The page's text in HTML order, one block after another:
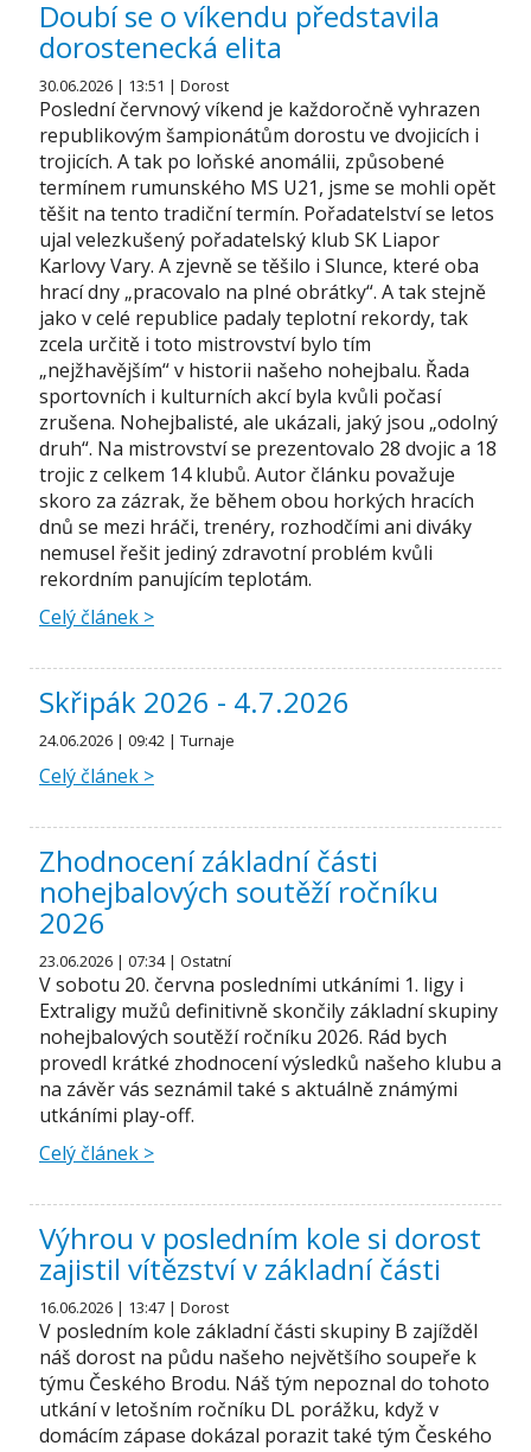
Doubí se o víkendu představila
dorostenecká elita
30.06.2026 | 13:51 | Dorost
Poslední červnový víkend je každoročně vyhrazen
republikovým šampionátům dorostu ve dvojicích i
trojicích. A tak po loňské anomálii, způsobené
termínem rumunského MS U21, jsme se mohli opět
těšit na tento tradiční termín. Pořadatelství se letos
ujal velezkušený pořadatelský klub SK Liapor
Karlovy Vary. A zjevně se těšilo i Slunce, které oba
hrací dny „pracovalo na plné obrátky“. A tak stejně
jako v celé republice padaly teplotní rekordy, tak
zcela určitě i toto mistrovství bylo tím
„nejžhavějším“ v historii našeho nohejbalu. Řada
sportovních i kulturních akcí byla kvůli počasí
zrušena. Nohejbalisté, ale ukázali, jaký jsou „odolný
druh“. Na mistrovství se prezentovalo 28 dvojic a 18
trojic z celkem 14 klubů. Autor článku považuje
skoro za zázrak, že během obou horkých hracích
dnů se mezi hráči, trenéry, rozhodčími ani diváky
nemusel řešit jediný zdravotní problém kvůli
rekordním panujícím teplotám.
Celý článek >
Skřipák 2026 - 4.7.2026
24.06.2026 | 09:42 | Turnaje
Celý článek >
Zhodnocení základní části
nohejbalových soutěží ročníku
2026
23.06.2026 | 07:34 | Ostatní
V sobotu 20. června posledními utkáními 1. ligy i
Extraligy mužů definitivně skončily základní skupiny
nohejbalových soutěží ročníku 2026. Rád bych
provedl krátké zhodnocení výsledků našeho klubu a
na závěr vás seznámil také s aktuálně známými
utkáními play-off.
Celý článek >
Výhrou v posledním kole si dorost
zajistil vítězství v základní části
16.06.2026 | 13:47 | Dorost
V posledním kole základní části skupiny B zajížděl
náš dorost na půdu našeho největšího soupeře k
týmu Českého Brodu. Náš tým nepoznal do tohoto
utkání v letošním ročníku DL porážku, když v
domácím zápase dokázal porazit také tým Českého